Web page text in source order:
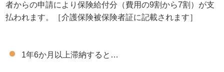
者からの申請により保険給付分（費用の9割から7割）が支
払われます。［介護保険被保険者証に記載されます］
1年6か月以上滞納すると…